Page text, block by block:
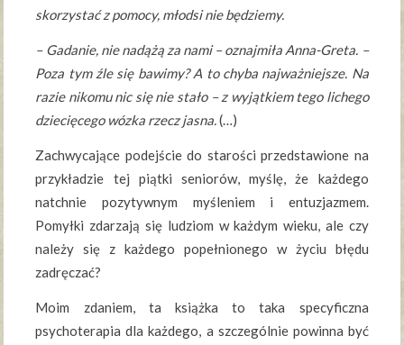
skorzystać z pomocy, młodsi nie będziemy.
– Gadanie, nie nadążą za nami – oznajmiła Anna-Greta. –
Poza tym źle się bawimy? A to chyba najważniejsze. Na
razie nikomu nic się nie stało – z wyjątkiem tego lichego
dziecięcego wózka rzecz jasna.(…)
Zachwycające podejście do starości przedstawione na
przykładzie tej piątki seniorów, myślę, że każdego
natchnie pozytywnym myśleniem i entuzjazmem.
Pomyłki zdarzają się ludziom w każdym wieku, ale czy
należy się z każdego popełnionego w życiu błędu
zadręczać?
Moim zdaniem, ta książka to taka specyficzna
psychoterapia dla każdego, a szczególnie powinna być